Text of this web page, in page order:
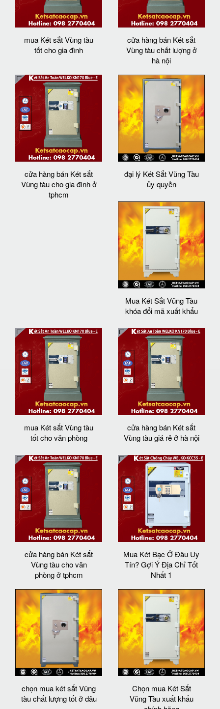
mua Két sắt Vùng tàu
tốt cho gia đình
cửa hàng bán Két sắt
Vùng tàu chất lượng ở
hà nội
cửa hàng bán Két sắt
Vùng tàu cho gia đình ở
tphcm
đại lý Két Sắt Vũng Tàu
ủy quyền
Mua Két Sắt Vũng Tàu
khóa đổi mã xuất khẩu
mua Két sắt Vùng tàu
tốt cho văn phòng
cửa hàng bán Két sắt
Vùng tàu giá rẻ ở hà nội
cửa hàng bán Két sắt
Vùng tàu cho văn
phòng ở tphcm
Mua Két Bạc Ở Đâu Uy
Tín? Gợi Ý Địa Chỉ Tốt
Nhất 1
chọn mua két sắt Vũng
tàu chất lượng tốt ở đâu
Chọn mua Két Sắt
Vũng Tàu xuất khẩu